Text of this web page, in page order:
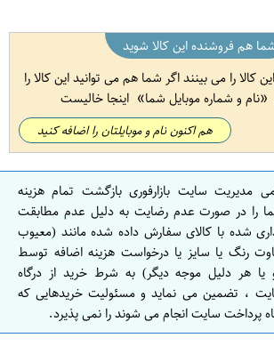
هم فروشنده این کالا شوید
کالا را می بینند اگر شما هم می توانید این کالا را
نام و شماره موبایل شما اینجا خالیست
هم اکنون نام و موبایلتان را اضافه کنید
مدیریت سایت بازارفوری بازگشت تمام هزینه
را در صورت عدم رضایت به دلیل عدم مطابقت
شده با کالای سفارش داده شده مانند (معیوب
رنگ یا سایز یا درخواست هزینه اضافه توسط
یا هر دلیل موجه دیگر) به شرط خرید از درگاه
، تضمین می نماید و مسئولیت خریدهایی که
پرداخت سایت انجام می شوند را نمی پذیرد.